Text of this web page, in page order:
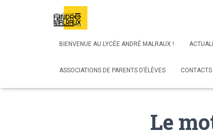
BIENVENUE AU LYCÉE ANDRÉ MALRAUX !
ASSOCIATIONS DE PARENTS D’ÉLÈVES CONTACTS
Le